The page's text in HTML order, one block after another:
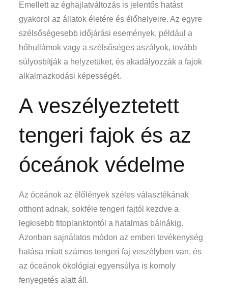
Emellett az éghajlatváltozás is jelentős hatást
gyakorol az állatok életére és élőhelyeire. Az egyre
szélsőségesebb időjárási események, például a
hőhullámok vagy a szélsőséges aszályok, tovább
súlyosbítják a helyzetüket, és akadályozzák a fajok
alkalmazkodási képességét.
A veszélyeztetett
tengeri fajok és az
óceánok védelme
Az óceánok az élőlények széles választékának
otthont adnak, sokféle tengeri fajtól kezdve a
legkisebb fitoplanktontól a hatalmas bálnákig.
Azonban sajnálatos módon az emberi tevékenység
hatása miatt számos tengeri faj veszélyben van, és
az óceánok ökológiai egyensúlya is komoly
fenyegetés alatt áll.